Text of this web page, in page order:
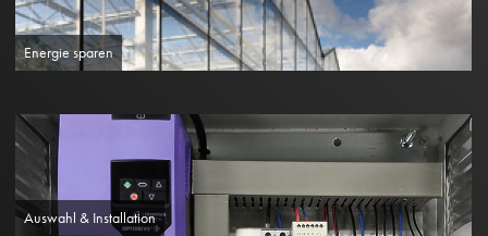
Energie sparen
Auswahl & Installation